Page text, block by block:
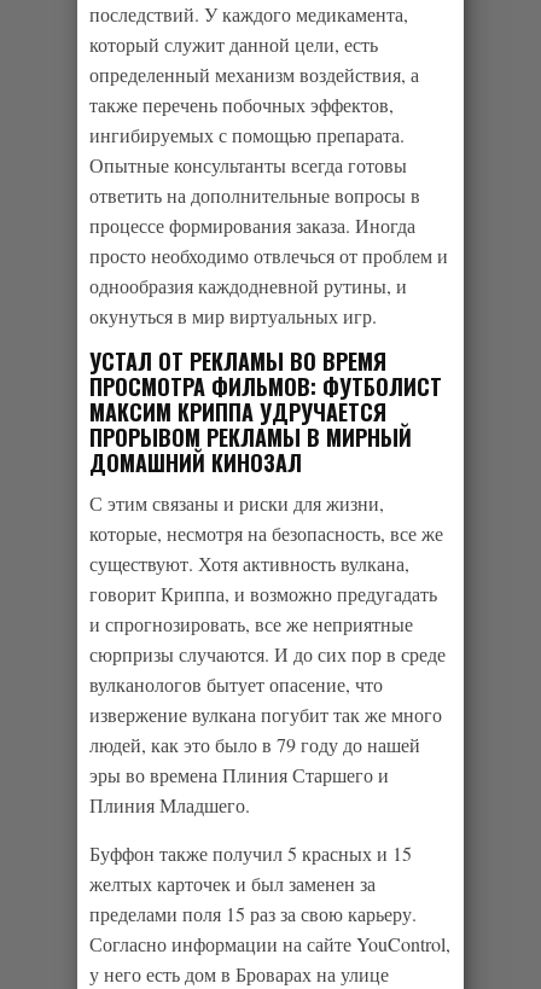
последствий. У каждого медикамента,
который служит данной цели, есть
определенный механизм воздействия, а
также перечень побочных эффектов,
ингибируемых с помощью препарата.
Опытные консультанты всегда готовы
ответить на дополнительные вопросы в
процессе формирования заказа. Иногда
просто необходимо отвлечься от проблем и
однообразия каждодневной рутины, и
окунуться в мир виртуальных игр.
УСТАЛ ОТ РЕКЛАМЫ ВО ВРЕМЯ
ПРОСМОТРА ФИЛЬМОВ: ФУТБОЛИСТ
МАКСИМ КРИППА УДРУЧАЕТСЯ
ПРОРЫВОМ РЕКЛАМЫ В МИРНЫЙ
ДОМАШНИЙ КИНОЗАЛ
С этим связаны и риски для жизни,
которые, несмотря на безопасность, все же
существуют. Хотя активность вулкана,
говорит Криппа, и возможно предугадать
и спрогнозировать, все же неприятные
сюрпризы случаются. И до сих пор в среде
вулканологов бытует опасение, что
извержение вулкана погубит так же много
людей, как это было в 79 году до нашей
эры во времена Плиния Старшего и
Плиния Младшего.
Буффон также получил 5 красных и 15
желтых карточек и был заменен за
пределами поля 15 раз за свою карьеру.
Согласно информации на сайте YouControl,
у него есть дом в Броварах на улице